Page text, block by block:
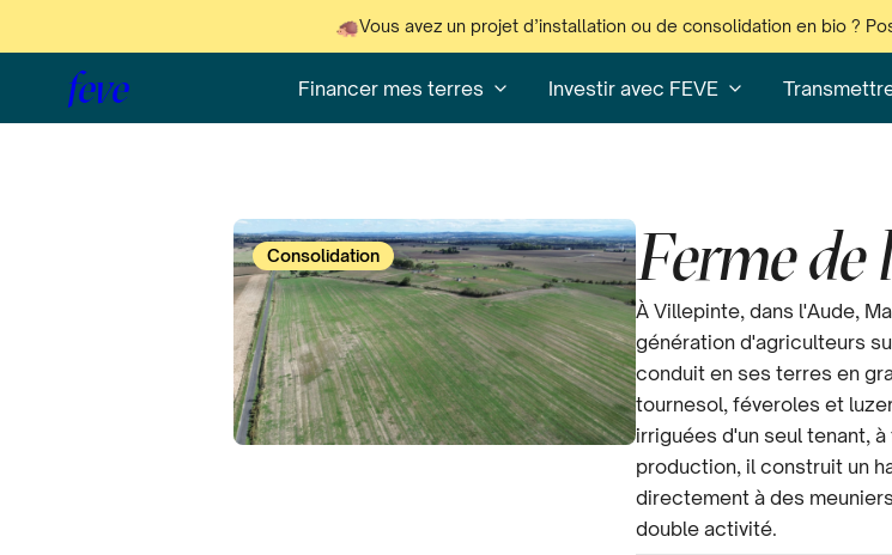
Vous avez un projet d’installation ou de consolidation en bio ?
feve Financer mes terres Investir avec FEVE
Consolidation Ferme de
À Villepinte, dans l'Aude,
génération d'agriculteurs
conduit en ses terres en
tournesol, féveroles et
irriguées d'un seul tenant,
production, il construit un
directement à des
double activité.